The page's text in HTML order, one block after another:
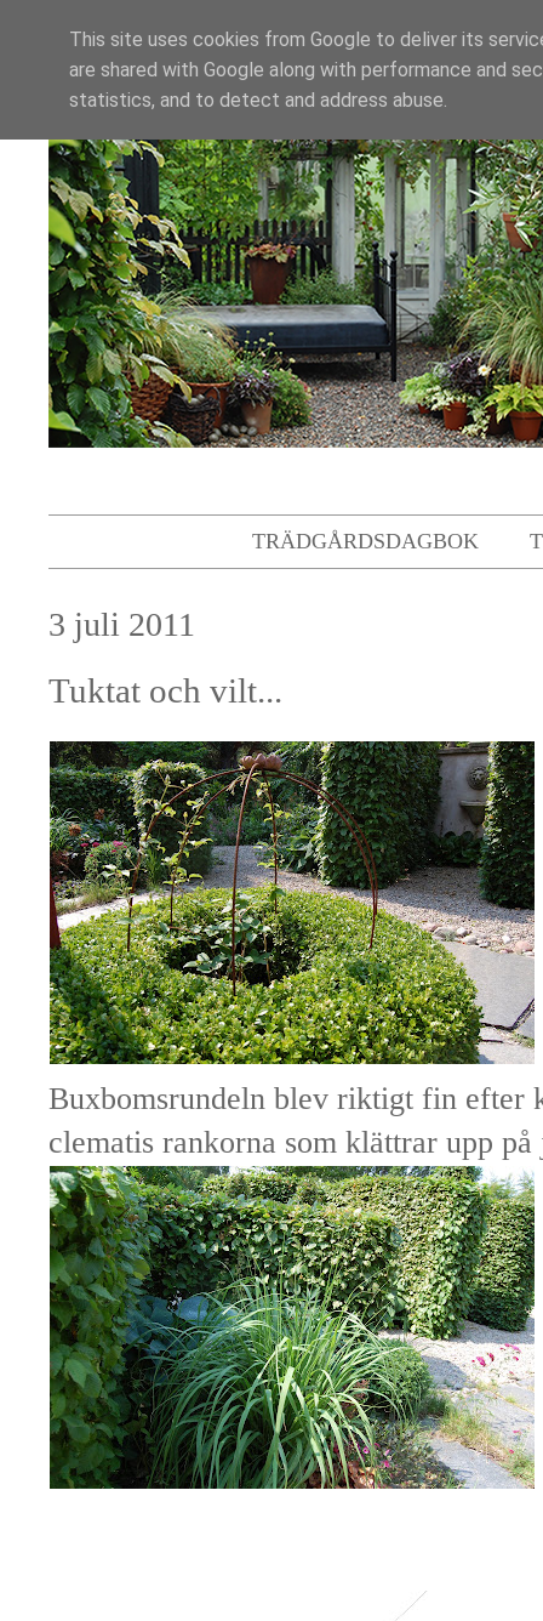
TRÄDGÅRDSDAGBOK
3 juli 2011
Tuktat och vilt...
Buxbomsrundeln blev riktigt fin efter
clematis rankorna som klättrar upp
This site uses cookies from Google to deliver its
are shared with Google along with performance and
statistics, and to detect and address abuse.